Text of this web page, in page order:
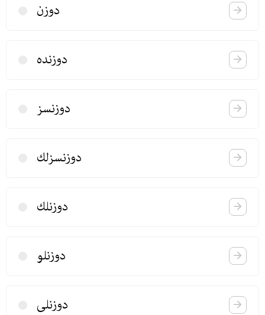
دوزن
دوزنده
دوزنسز
دوزنسزلك
دوزنلك
دوزنلو
دوزنلی